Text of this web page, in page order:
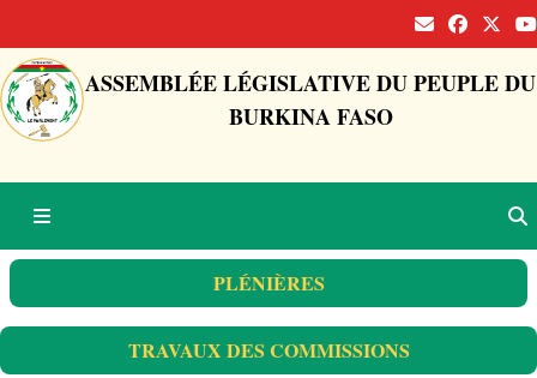
ASSEMBLÉE LÉGISLATIVE DU PEUPLE DU
BURKINA FASO
PLÉNIÈRES
TRAVAUX DES COMMISSIONS